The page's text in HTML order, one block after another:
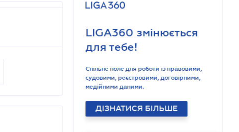
LIGA360 змінюється
для тебе!
Спільне поле для роботи із правовими,
судовими, реєстровими, договірними,
медійними даними.
ДІЗНАТИСЯ БІЛЬШЕ